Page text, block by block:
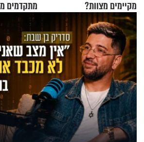
מקיימים מצוות?
מתקדמים
גרוסמן